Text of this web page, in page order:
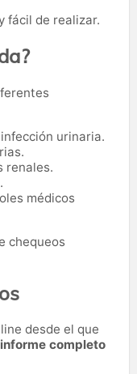
fácil de realizar.
urinaria.
renales.
médicos
chequeos
desde el que
informe completo